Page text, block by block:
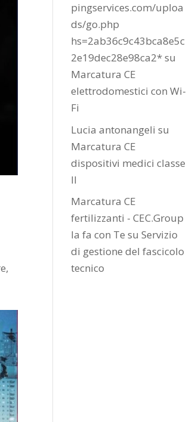
pingservices.com/uploa
ds/go.php
hs=2ab36c9c43bca8e5c
2e19dec28e98ca2*su
Marcatura CE
elettrodomestici con Wi-
Fi
Lucia antonangeli su
Marcatura CE
dispositivi medici classe
II
Marcatura CE
fertilizzanti - CEC.Group
la fa con Te suServizio
di gestione del fascicolo
tecnico